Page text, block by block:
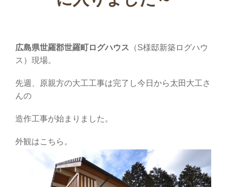
広島県世羅郡世羅町ログハウス （S様邸新築ログハウ
ス）現場。
先週、原親方の大工工事は完了し今日から太田大工さ
んの
造作工事が始まりました。
外観はこちら。